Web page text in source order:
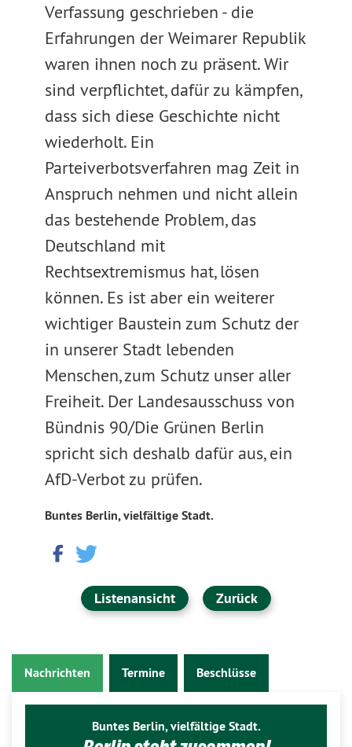
Verfassung geschrieben - die
Erfahrungen der Weimarer Republik
waren ihnen noch zu präsent. Wir
sind verpflichtet, dafür zu kämpfen,
dass sich diese Geschichte nicht
wiederholt. Ein
Parteiverbotsverfahren mag Zeit in
Anspruch nehmen und nicht allein
das bestehende Problem, das
Deutschland mit
Rechtsextremismus hat, lösen
können. Es ist aber ein weiterer
wichtiger Baustein zum Schutz der
in unserer Stadt lebenden
Menschen, zum Schutz unser aller
Freiheit. Der Landesausschuss von
Bündnis 90/Die Grünen Berlin
spricht sich deshalb dafür aus, ein
AfD-Verbot zu prüfen.
Buntes Berlin, vielfältige Stadt.
Listenansicht Zurück
Nachrichten Termine Beschlüsse
Buntes Berlin, vielfältige Stadt.